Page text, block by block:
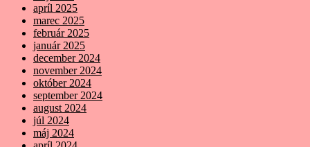
apríl 2025
marec 2025
február 2025
január 2025
december 2024
november 2024
október 2024
september 2024
august 2024
júl 2024
máj 2024